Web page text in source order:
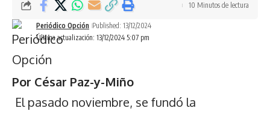
Última actualización: 13/12/2024 5:07 pm
Periódico Opción Published: 13/12/2024
10 Minutos de lectura
Por César Paz-y-Miño
El pasado noviembre, se fundó la